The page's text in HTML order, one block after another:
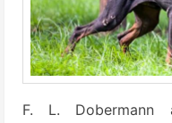
F. L. Dobermann